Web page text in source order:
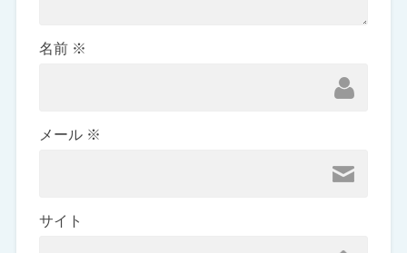
名前 ※
メール ※
サイト